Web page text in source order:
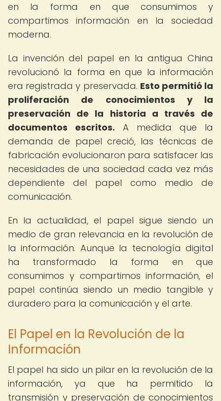
en la forma en que consumimos y
compartimos información en la sociedad
moderna.
La invención del papel en la antigua China
revolucionó la forma en que la información
era registrada y preservada. Esto permitió la
proliferación de conocimientos y la
preservación de la historia a través de
documentos escritos. A medida que la
demanda de papel creció, las técnicas de
fabricación evolucionaron para satisfacer las
necesidades de una sociedad cada vez más
dependiente del papel como medio de
comunicación.
En la actualidad, el papel sigue siendo un
medio de gran relevancia en la revolución de
la información. Aunque la tecnología digital
ha transformado la forma en que
consumimos y compartimos información, el
papel continúa siendo un medio tangible y
duradero para la comunicación y el arte.
El Papel en la Revolución de la
Información
El papel ha sido un pilar en la revolución de la
información, ya que ha permitido la
transmisión y preservación de conocimientos